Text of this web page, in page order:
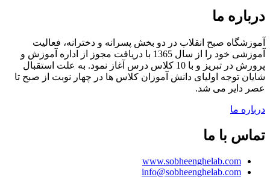
درباره ما
آموزشگاه صبح انقلاب در دو بخش پسرانه و دخترانه، فعالیت
آموزشی خود را از سال 1365 با دریافت مجوز از اداره آموزش و
پرورش در تبریز و با 10 کلاس درس آغاز نمود. به علت استقبال
شایان توجه اولیای دانش آموزان کلاس ها در چهار نوبت از صبح تا
عصر دایر می شد.
درباره ما
تماس با ما
www.sobheenghelab.com
info@sobheenghelab.com